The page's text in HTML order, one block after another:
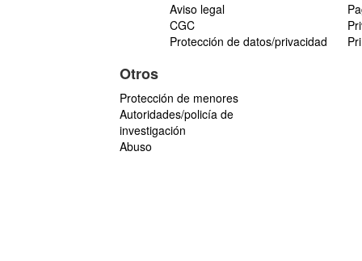
Aviso legal
CGC
Protección de datos/privacidad
Otros
Protección de menores
Autoridades/policía de
investigación
Abuso